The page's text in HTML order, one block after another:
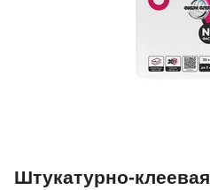
Штукатурно-